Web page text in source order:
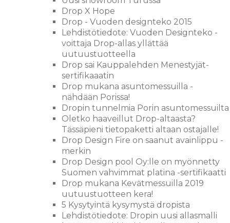
Drop X Hope
Drop - Vuoden designteko 2015
Lehdistötiedote: Vuoden Designteko -
voittaja Drop-allas yllättää
uutuustuotteella
Drop sai Kauppalehden Menestyjät-
sertifikaaatin
Drop mukana asuntomessuilla -
nähdään Porissa!
Dropin tunnelmia Porin asuntomessuilta
Oletko haaveillut Drop-altaasta?
Tässäpieni tietopaketti altaan ostajalle!
Drop Design Fire on saanut avainlippu -
merkin
Drop Design pool Oy:lle on myönnetty
Suomen vahvimmat platina -sertifikaatti
Drop mukana Kevätmessuilla 2019
uutuustuotteen kera!
5 Kysytyintä kysymystä dropista
Lehdistötiedote: Dropin uusi allasmalli